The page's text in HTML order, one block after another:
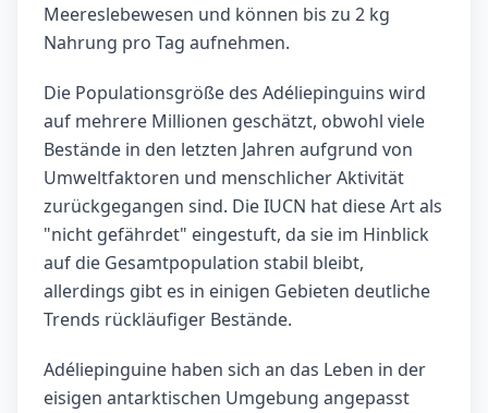
Meereslebewesen und können bis zu 2 kg
Nahrung pro Tag aufnehmen.
Die Populationsgröße des Adéliepinguins wird
auf mehrere Millionen geschätzt, obwohl viele
Bestände in den letzten Jahren aufgrund von
Umweltfaktoren und menschlicher Aktivität
zurückgegangen sind. Die IUCN hat diese Art als
"nicht gefährdet" eingestuft, da sie im Hinblick
auf die Gesamtpopulation stabil bleibt,
allerdings gibt es in einigen Gebieten deutliche
Trends rückläufiger Bestände.
Adéliepinguine haben sich an das Leben in der
eisigen antarktischen Umgebung angepasst